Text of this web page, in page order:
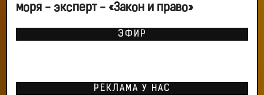
моря - эксперт - «Закон и право»
ЭФИР
РЕКЛАМА У НАС